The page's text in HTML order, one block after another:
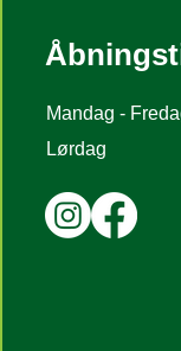
Mandag -
Lørdag